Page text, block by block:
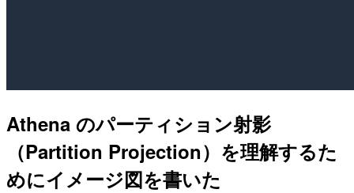
Athena のパーティション射影
（Partition Projection）を理解するた
めにイメージ図を書いた